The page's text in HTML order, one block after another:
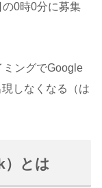
0時0分に募集
ミングでGoogle
しなくなる（は
）とは